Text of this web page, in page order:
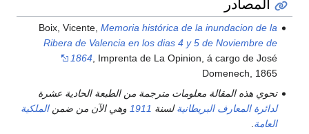
Boix, Vicente,
Ribera de Valencia
1864,
الطبعة الحادية عشرة
وهي الآن من ضمنالملكية